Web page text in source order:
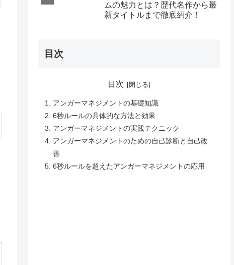
ムの魅力とは？歴代名作から最
新タイトルまで徹底紹介！
目次
目次
アンガーマネジメントの基礎知識
6秒ルールの具体的な方法と効果
アンガーマネジメントの実践テクニック
アンガーマネジメントのための自己診断と自己改
善
6秒ルールを超えたアンガーマネジメントの応用